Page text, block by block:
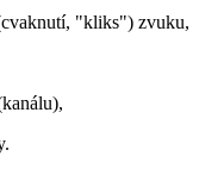
"kliks") zvuku,